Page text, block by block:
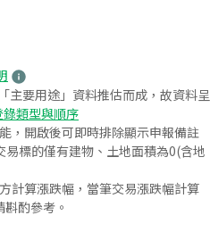
主要用途」資料推估而成，故資料呈
類型與順序
，開啟後可即時排除顯示申報備註
標的僅有建物、土地面積為0(含地
計算漲跌幅，當筆交易漲跌幅計算
酌參考。